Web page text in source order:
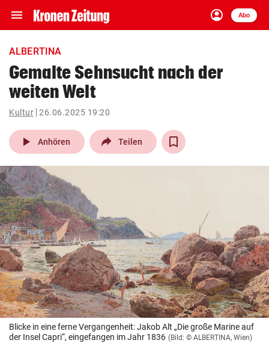
menu Navigation
ein-/ausklappen
account_circle
Anmelden
Abo
close Schließen
account_circle Anmelden
pin_drop
Wien arrow_right
bookmark
search
Suchbegriff
eingeben
© Krone Multimedia GmbH & Co KG 2026
Muthgasse 2, 1190 Wien
ALBERTINA
Gemalte Sehnsucht nach der
weiten Welt
Kultur 26.06.2025 19:20
play_arrow Anhören Teilen
Blicke in eine ferne Vergangenheit: Jakob Alt „Die große Marine auf
der Insel Capri“, eingefangen im Jahr 1836 (Bild: © ALBERTINA, Wien)